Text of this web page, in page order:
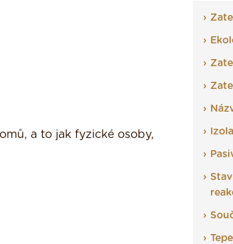
a to jak fyzické osoby,